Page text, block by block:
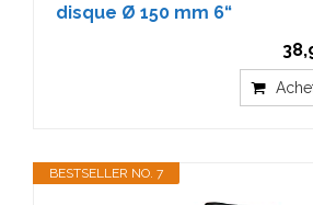
disque Ø 150 mm 6“
BESTSELLER NO. 7